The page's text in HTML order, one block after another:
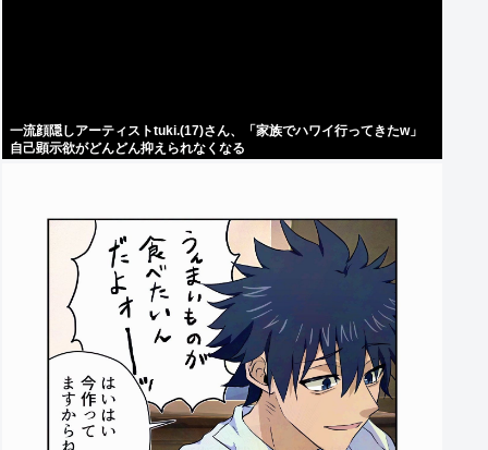
一流顔隠しアーティストtuki.(17)さん、「家族でハワイ行ってきたw」
自己顕示欲がどんどん抑えられなくなる